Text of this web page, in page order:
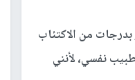
من الاكتئاب
نفسي، لأنني